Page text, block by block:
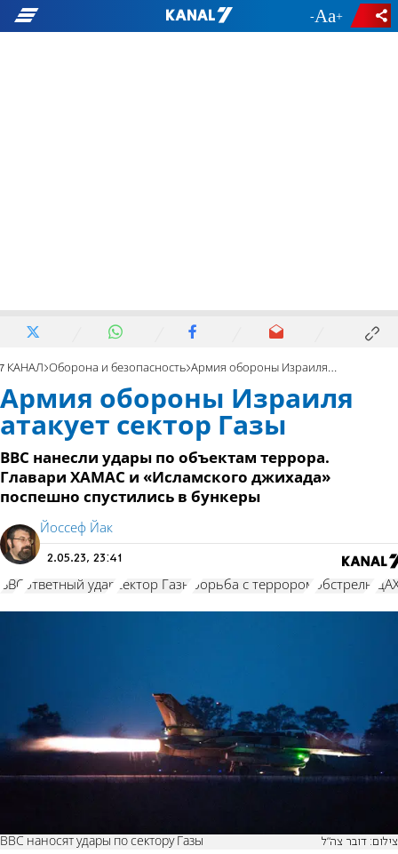
- +
7 КАНАЛ Оборона и безопасность Армия обороны Израиля атакует сектор Газы
Армия обороны Израиля
атакует сектор Газы
ВВС нанесли удары по объектам террора.
Главари ХАМАС и «Исламского джихада»
поспешно спустились в бункеры
Йоссеф Йак
2.05.23, 23:41
ВВС ответный удар сектор Газы борьба с террором обстрелы
ВВС наносят удары по сектору Газы צילום: דובר צה"ל